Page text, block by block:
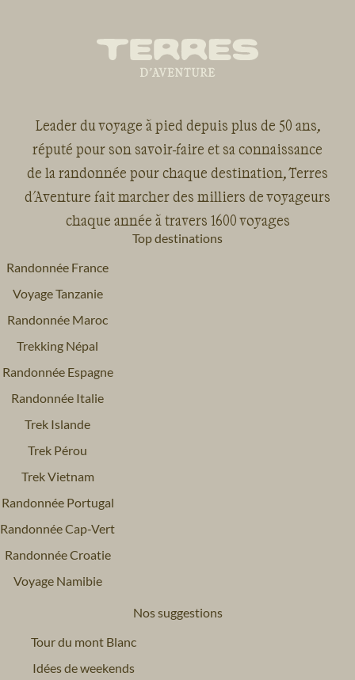
Leader du voyage à pied depuis plus de 50 ans,
réputé pour son savoir-faire et sa connaissance
de la randonnée pour chaque destination, Terres
d'Aventure fait marcher des milliers de voyageurs
chaque année à travers 1600 voyages
Top destinations
Randonnée France
Voyage Tanzanie
Randonnée Maroc
Trekking Népal
Randonnée Espagne
Randonnée Italie
Trek Islande
Trek Pérou
Trek Vietnam
Randonnée Portugal
Randonnée Cap-Vert
Randonnée Croatie
Voyage Namibie
Nos suggestions
Tour du mont Blanc
Idées de weekends